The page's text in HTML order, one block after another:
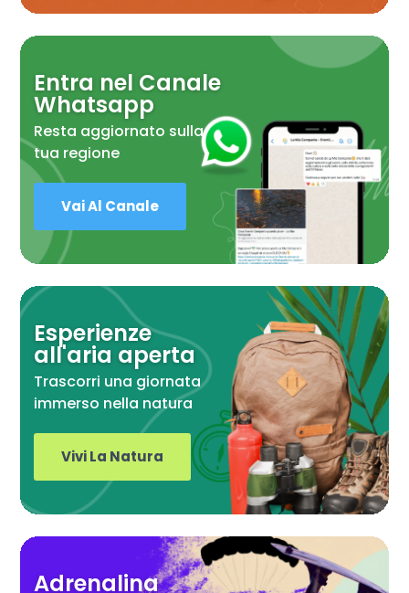
Entra nel Canale
Whatsapp
Resta aggiornato sulla
tua regione
Vai Al Canale
Esperienze
all'aria aperta
Trascorri una giornata
immerso nella natura
Vivi La Natura
Adrenalina